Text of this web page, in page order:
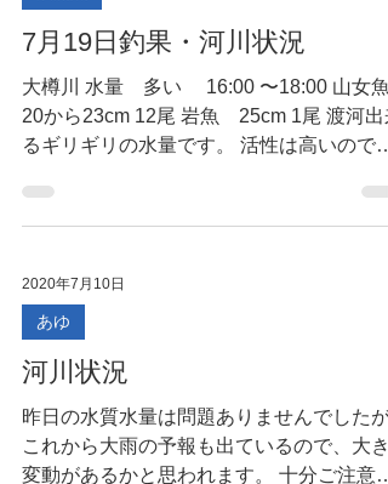
2020年7月19日
渓流魚
るギリギリの水量です。 活性は高いのでも
う少し落ち着けば良さそう。
2020年7月10日
あゆ